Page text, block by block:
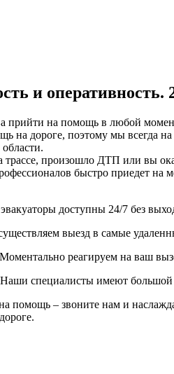
и оперативность.
прийти на помощь в любой
на дороге, поэтому мы всегда
произошло ДТП или вы
быстро приедет на
доступны 24/7 без
выезд в самые
реагируем на ваш
специалисты имеют большой
помощь – звоните нам и